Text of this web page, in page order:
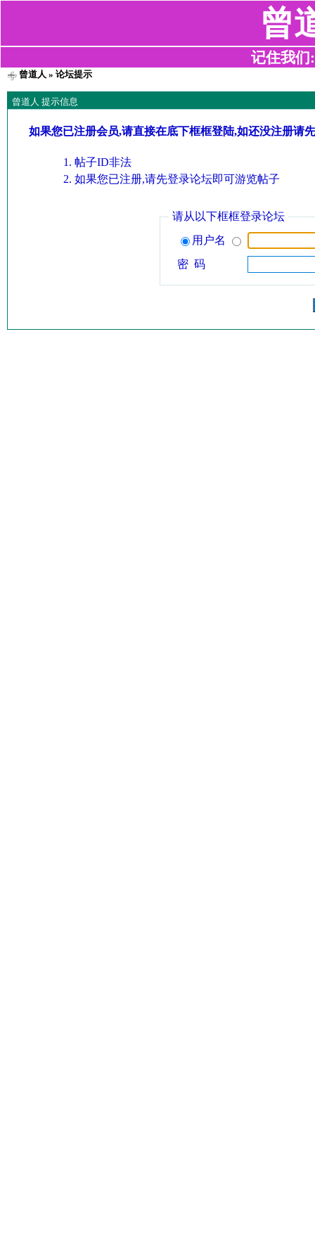
曾
记住我们
曾道人 » 论坛提示
曾道人 提示信息
如果您已注册会员,请直接在底下框框登陆,如还没注册请
帖子ID非法
如果您已注册,请先登录论坛即可游览帖子
请从以下框框登录论坛
用户名
密 码